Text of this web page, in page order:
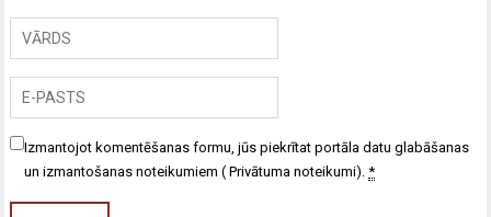
Izmantojot komentēšanas formu, jūs piekrītat portāla datu glabāšanas
un izmantošanas noteikumiem ( Privātuma noteikumi).*